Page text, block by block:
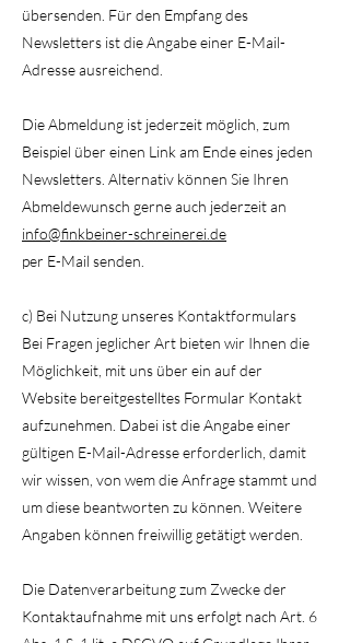
übersenden. Für den Empfang des
Newsletters ist die Angabe einer E-Mail-
Adresse ausreichend.
Die Abmeldung ist jederzeit möglich, zum
Beispiel über einen Link am Ende eines jeden
Newsletters. Alternativ können Sie Ihren
Abmeldewunsch gerne auch jederzeit an
info@finkbeiner-schreinerei.de
per E-Mail senden.
c) Bei Nutzung unseres Kontaktformulars
Bei Fragen jeglicher Art bieten wir Ihnen die
Möglichkeit, mit uns über ein auf der
Website bereitgestelltes Formular Kontakt
aufzunehmen. Dabei ist die Angabe einer
gültigen E-Mail-Adresse erforderlich, damit
wir wissen, von wem die Anfrage stammt und
um diese beantworten zu können. Weitere
Angaben können freiwillig getätigt werden.
Die Datenverarbeitung zum Zwecke der
Kontaktaufnahme mit uns erfolgt nach Art. 6